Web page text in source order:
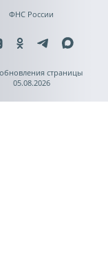
ФНС России
страницы
05.08.2026